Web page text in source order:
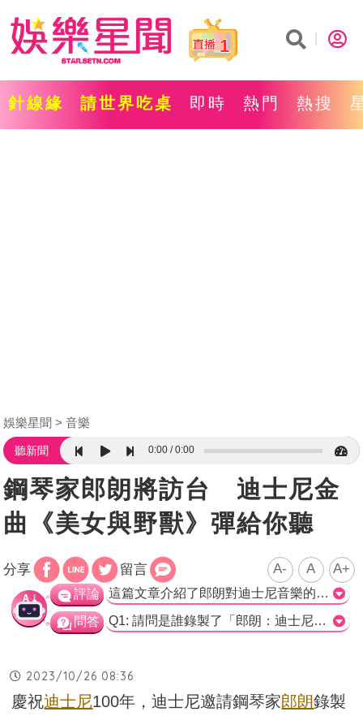
1
針線緣 請世界吃桌 即時 熱門 熱搜
娛樂星聞 音樂
聽新聞 0:00 0:00
鋼琴家郎朗將訪台 迪士尼金
曲《美女與野獸》彈給你聽
分享 留言 A- A A+
評論 這篇文章介紹了郎朗對迪士尼音樂的愛好和影響，並提到他將以獨特的詮釋演奏迪士尼動畫的旋律。他將運用印象派、浪漫派到炫技派的技巧，並與現場交響樂團以及其妻子共同演出。這場音樂會不僅是給孩子的禮物，也是送給所有人的音樂祝福。主辦單位還推行了青少年音樂計畫，為23歲以下的青年和陪同者提供優惠票價，希望能讓更多的孩子走進音樂世界。總結而言，這場音樂會將是一場極具魅力和豐富的迪士尼音樂饗宴，值得期待。>
問答 Q1: 請問是誰錄製了「郎朗：迪士尼動畫精選輯（Lang Lang: The Disney Book）」? a) 林書豪 b) 郎朗 c) 張學友 d) 王力宏 正確答案: b) 郎朗 Q2: 郎朗受到哪部卡通影片的影響，第一次聽到李斯特的「匈牙利狂想曲」? a) 美女與野獸 b) 湯姆與傑利 c) 白雪公主 d) 小小世界 正確答案: b) 湯姆與傑利 Q3: 音樂會主辦單位將推行哪項青少年音樂計畫? a) 全面優惠票價 b) 部分票區6折優惠 c) 免費入場 d) 優先入座禮遇 正確答案: b) 部分票區6折優惠
2023/10/26 08:36
慶祝迪士尼100年，迪士尼邀請鋼琴家郎朗錄製